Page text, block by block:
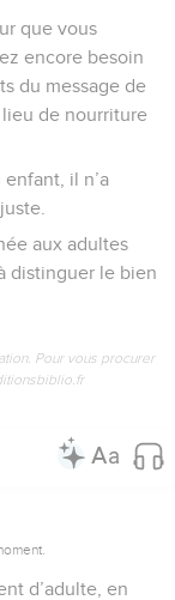
que vous
encore besoin
du message de
de nourriture
il n’a
aux adultes
distinguer le bien
Pour vous procurer
d’adulte, en